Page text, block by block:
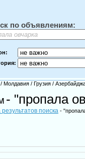
по объявлениям:
/ Молдавия / Грузия /
- "пропала
поиска -